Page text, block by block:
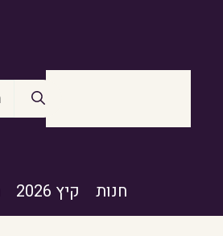
חנות קיץ 2026